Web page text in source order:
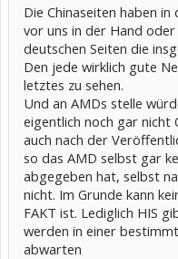
Die Chinaseiten haben
vor uns in der Hand
deutschen Seiten die
Den jede wirklich gute
letztes zu sehen.
Und an AMDs stelle
eigentlich noch gar nicht
auch nach der
so das AMD selbst gar
abgegeben hat, selbst
nicht. Im Grunde kann
FAKT ist. Lediglich HIS
werden in einer
abwarten